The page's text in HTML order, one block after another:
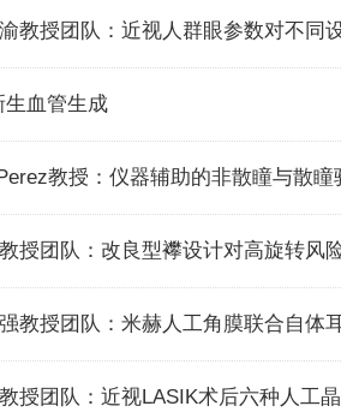
教授团队：近视人群眼参数对不同
生血管生成
教授：仪器辅助的非散瞳与散
授团队：改良型襻设计对高旋转风
教授团队：米赫人工角膜联合自体
授团队：近视LASIK术后六种人工